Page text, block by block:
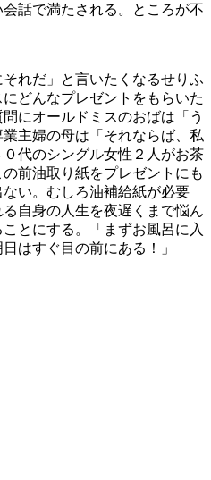
話で満たされる。ところが不
れだ」と言いたくなるせりふ
どんなプレゼントをもらいた
にオールドミスのおばは「う
主婦の母は「それならば、私
代のシングル女性２人がお茶
前油取り紙をプレゼントにも
い。むしろ油補給紙が必要
自身の人生を夜遅くまで悩ん
とにする。「まずお風呂に入
はすぐ目の前にある！」